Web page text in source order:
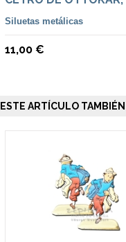
Siluetas metálicas
11,00 €
ARTÍCULO